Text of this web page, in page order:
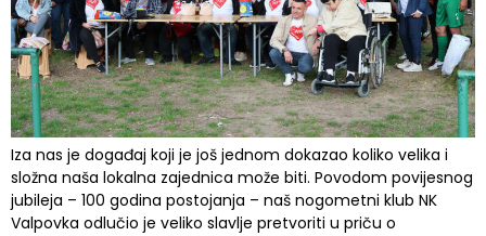
Iza nas je događaj koji je još jednom dokazao koliko velika i
složna naša lokalna zajednica može biti. Povodom povijesnog
jubileja – 100 godina postojanja – naš nogometni klub NK
Valpovka odlučio je veliko slavlje pretvoriti u priču o